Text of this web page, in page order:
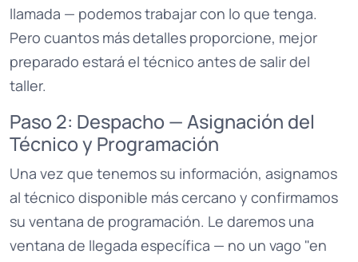
llamada — podemos trabajar con lo que tenga.
Pero cuantos más detalles proporcione, mejor
preparado estará el técnico antes de salir del
taller.
Paso 2: Despacho — Asignación del
Técnico y Programación
Una vez que tenemos su información, asignamos
al técnico disponible más cercano y confirmamos
su ventana de programación. Le daremos una
ventana de llegada específica — no un vago "en